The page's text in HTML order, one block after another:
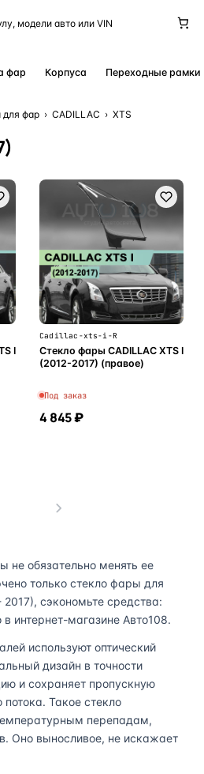
фар Корпуса Переходные рамки
для фар › CADILLAC › XTS
I
Cadillac-xts-i-R
Стекло фары CADILLAC XTS I
(2012-2017) (правое)
Под заказ
4 845 ₽
не обязательно менять ее
только стекло фары для
2017), сэкономьте средства:
в интернет-магазине Авто108.
используют оптический
дизайн в точности
и сохраняет пропускную
потока. Такое стекло
перепадам,
Оно выносливое, не искажает